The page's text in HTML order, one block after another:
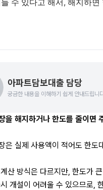
수 있다고 해서, 해지하
아파트담보대출 담당
궁금한 내용을 이해하기 쉽게 안내드립니
을 해지하거나 한도를 줄이면
은 실제 사용액이 적어도 한
산 방식은 다르지만, 한도가
개설이 어려울 수 있으므로,